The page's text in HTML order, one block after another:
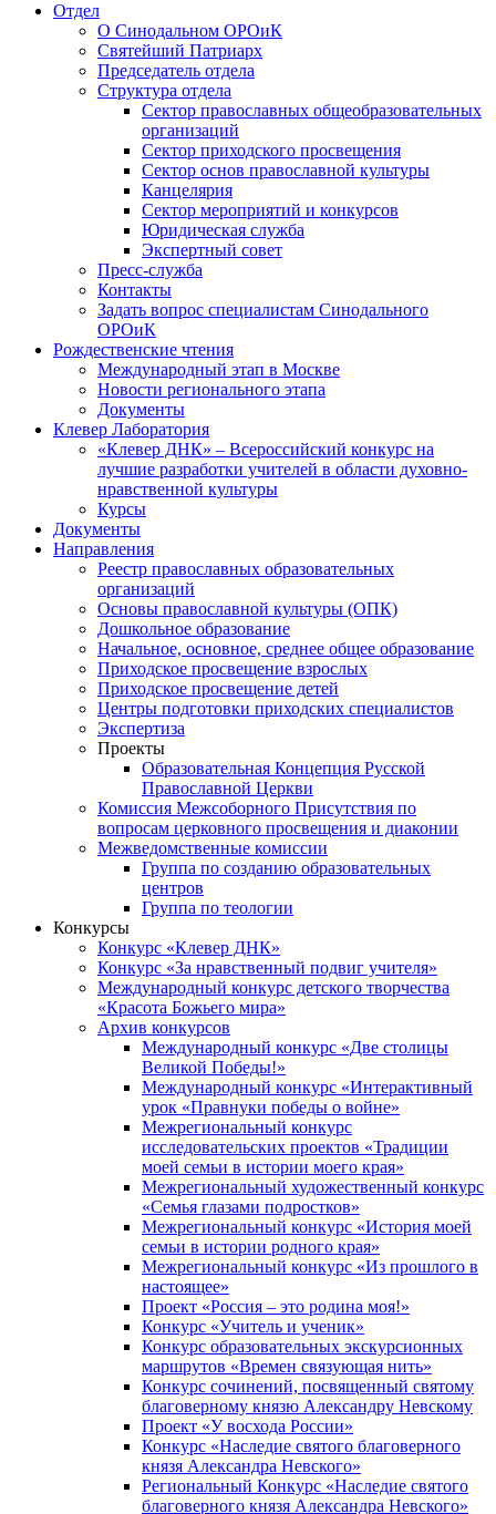
Отдел
О Синодальном ОРОиК
Святейший Патриарх
Председатель отдела
Структура отдела
Сектор православных общеобразовательных
организаций
Сектор приходского просвещения
Сектор основ православной культуры
Канцелярия
Сектор мероприятий и конкурсов
Юридическая служба
Экспертный совет
Пресс-служба
Контакты
Задать вопрос специалистам Синодального
ОРОиК
Рождественские чтения
Международный этап в Москве
Новости регионального этапа
Документы
Клевер Лаборатория
«Клевер ДНК» – Всероссийский конкурс на
лучшие разработки учителей в области духовно-
нравственной культуры
Курсы
Документы
Направления
Реестр православных образовательных
организаций
Основы православной культуры (ОПК)
Дошкольное образование
Начальное, основное, среднее общее образование
Приходское просвещение взрослых
Приходское просвещение детей
Центры подготовки приходских специалистов
Экспертиза
Проекты
Образовательная Концепция Русской
Православной Церкви
Комиссия Межсоборного Присутствия по
вопросам церковного просвещения и диаконии
Межведомственные комиссии
Группа по созданию образовательных
центров
Группа по теологии
Конкурсы
Конкурс «Клевер ДНК»
Конкурс «За нравственный подвиг учителя»
Международный конкурс детского творчества
«Красота Божьего мира»
Архив конкурсов
Международный конкурс «Две столицы
Великой Победы!»
Международный конкурс «Интерактивный
урок «Правнуки победы о войне»
Межрегиональный конкурс
исследовательских проектов «Традиции
моей семьи в истории моего края»
Межрегиональный художественный конкурс
«Семья глазами подростков»
Межрегиональный конкурс «История моей
семьи в истории родного края»
Межрегиональный конкурс «Из прошлого в
настоящее»
Проект «Россия – это родина моя!»
Конкурс «Учитель и ученик»
Конкурс образовательных экскурсионных
маршрутов «Времен связующая нить»
Конкурс сочинений, посвященный святому
благоверному князю Александру Невскому
Проект «У восхода России»
Конкурс «Наследие святого благоверного
князя Александра Невского»
Региональный Конкурс «Наследие святого
благоверного князя Александра Невского»